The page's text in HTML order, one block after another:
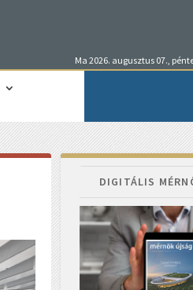
Ma 2026. augusztus 07.,
DIGITÁLIS